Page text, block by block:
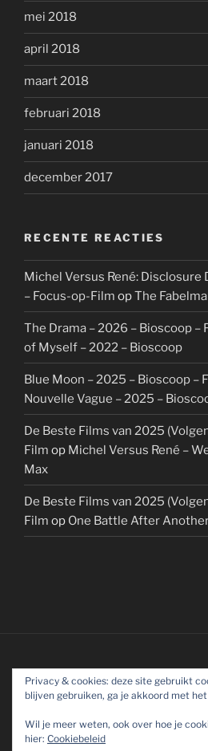
mei 2018
april 2018
maart 2018
februari 2018
januari 2018
december 2017
RECENTE REACTIES
Michel Versus René: Disclosure
– Focus-op-Film opThe
The Drama – 2026 – Bioscoop –
of Myself – 2022 – Bioscoop
Blue Moon – 2025 – Bioscoop –
Nouvelle Vague – 2025 –
De Beste Films van 2025
Film op Michel Versus René –
Max
De Beste Films van 2025
Film op One Battle After
Privacy & cookies: deze site gebruikt
blijven gebruiken, ga je akkoord met
Wil je meer weten, ook over hoe je
hier: Cookiebeleid